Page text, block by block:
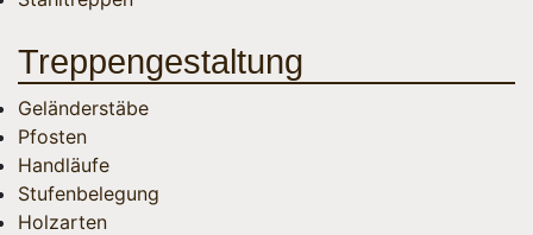
Treppengestaltung
Geländerstäbe
Pfosten
Handläufe
Stufenbelegung
Holzarten